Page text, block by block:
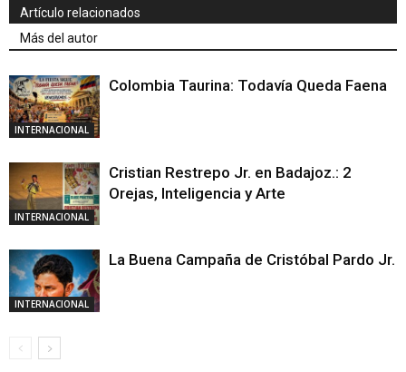
Artículo relacionados
Más del autor
INTERNACIONAL
Colombia Taurina: Todavía Queda Faena
INTERNACIONAL
Cristian Restrepo Jr. en Badajoz.: 2
Orejas, Inteligencia y Arte
INTERNACIONAL
La Buena Campaña de Cristóbal Pardo Jr.